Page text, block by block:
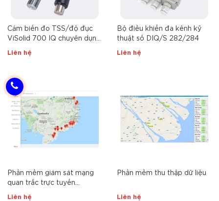
Cảm biến đo TSS/độ đục
ViSolid 700 IQ chuyên dụng
Liên hệ
Bộ điều khiển đa kênh kỹ
thuật số DIQ/S 282/284
Liên hệ
Phần mềm giám sát mạng
quan trắc trực tuyến
Liên hệ
Phần mềm thu thập dữ liệu
Liên hệ